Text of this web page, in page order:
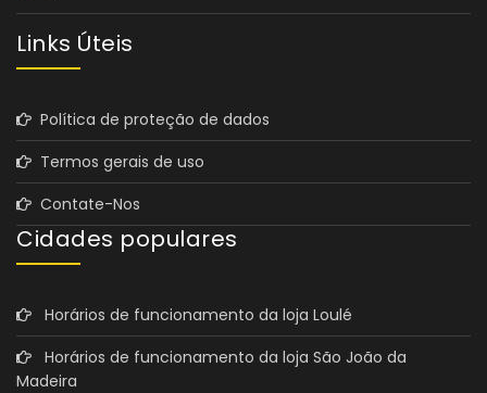
Links Úteis
Política de proteção de dados
Termos gerais de uso
Contate-Nos
Cidades populares
Horários de funcionamento da loja Loulé
Horários de funcionamento da loja São João da
Madeira